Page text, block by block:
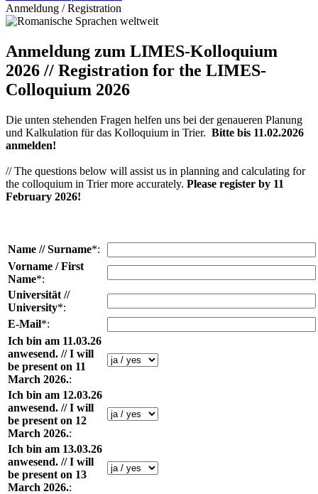
Anmeldung / Registration
Anmeldung zum LIMES-Kolloquium
2026 // Registration for the LIMES-
Colloquium 2026
Die unten stehenden Fragen helfen uns bei der genaueren Planung
und Kalkulation für das Kolloquium in Trier. Bitte bis 11.02.2026
anmelden!
// The questions below will assist us in planning and calculating for
the colloquium in Trier more accurately. Please register by 11
February 2026!
Name // Surname*:
Vorname / First
Name*:
Universität //
University*:
E-Mail*:
Ich bin am 11.03.26
anwesend. // I will
be present on 11
March 2026.:
Ich bin am 12.03.26
anwesend. // I will
be present on 12
March 2026.:
Ich bin am 13.03.26
anwesend. // I will
be present on 13
March 2026.: